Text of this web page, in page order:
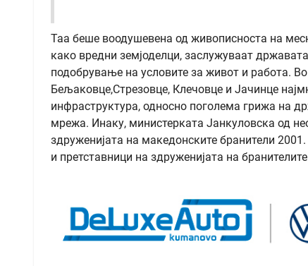
Таа беше воодушевена од живописноста на
како вредни земјоделци, заслужуваат
подобрување на условите за живот и работа.
Бељаковце,Стрезовце, Клечовце и Јачинце
инфраструктура, односно поголема грижа на
мрежа. Инаку, министерката Јанкуловска од
здруженијата на македонските бранители
и претставници на здруженијата на